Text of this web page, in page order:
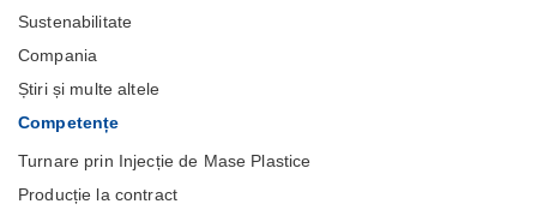
Sustenabilitate
Compania
Știri și multe altele
Competențe
Turnare prin Injecție de Mase Plastice
Producție la contract